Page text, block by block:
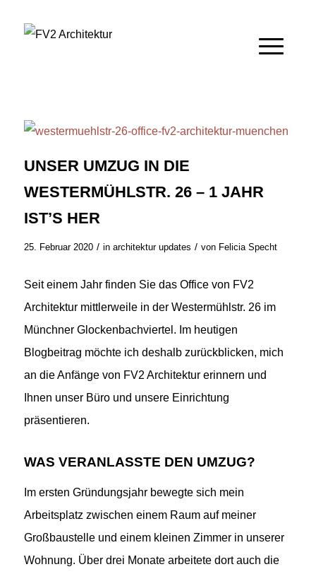
UNSER UMZUG IN DIE
WESTERMÜHLSTR. 26 – 1 JAHR
IST’S HER
25. Februar 2020 / in architektur updates / von Felicia Specht
Seit einem Jahr finden Sie das Office von FV2
Architektur mittlerweile in der Westermühlstr. 26 im
Münchner Glockenbachviertel. Im heutigen
Blogbeitrag möchte ich deshalb zurückblicken, mich
an die Anfänge von FV2 Architektur erinnern und
Ihnen unser Büro und unsere Einrichtung
präsentieren.
WAS VERANLASSTE DEN UMZUG?
Im ersten Gründungsjahr bewegte sich mein
Arbeitsplatz zwischen einem Raum auf meiner
Großbaustelle und einem kleinen Zimmer in unserer
Wohnung. Über drei Monate arbeitete dort auch die